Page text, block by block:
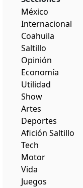
México
Internacional
Coahuila
Saltillo
Opinión
Economía
Utilidad
Show
Artes
Deportes
Afición Saltillo
Tech
Motor
Vida
Juegos